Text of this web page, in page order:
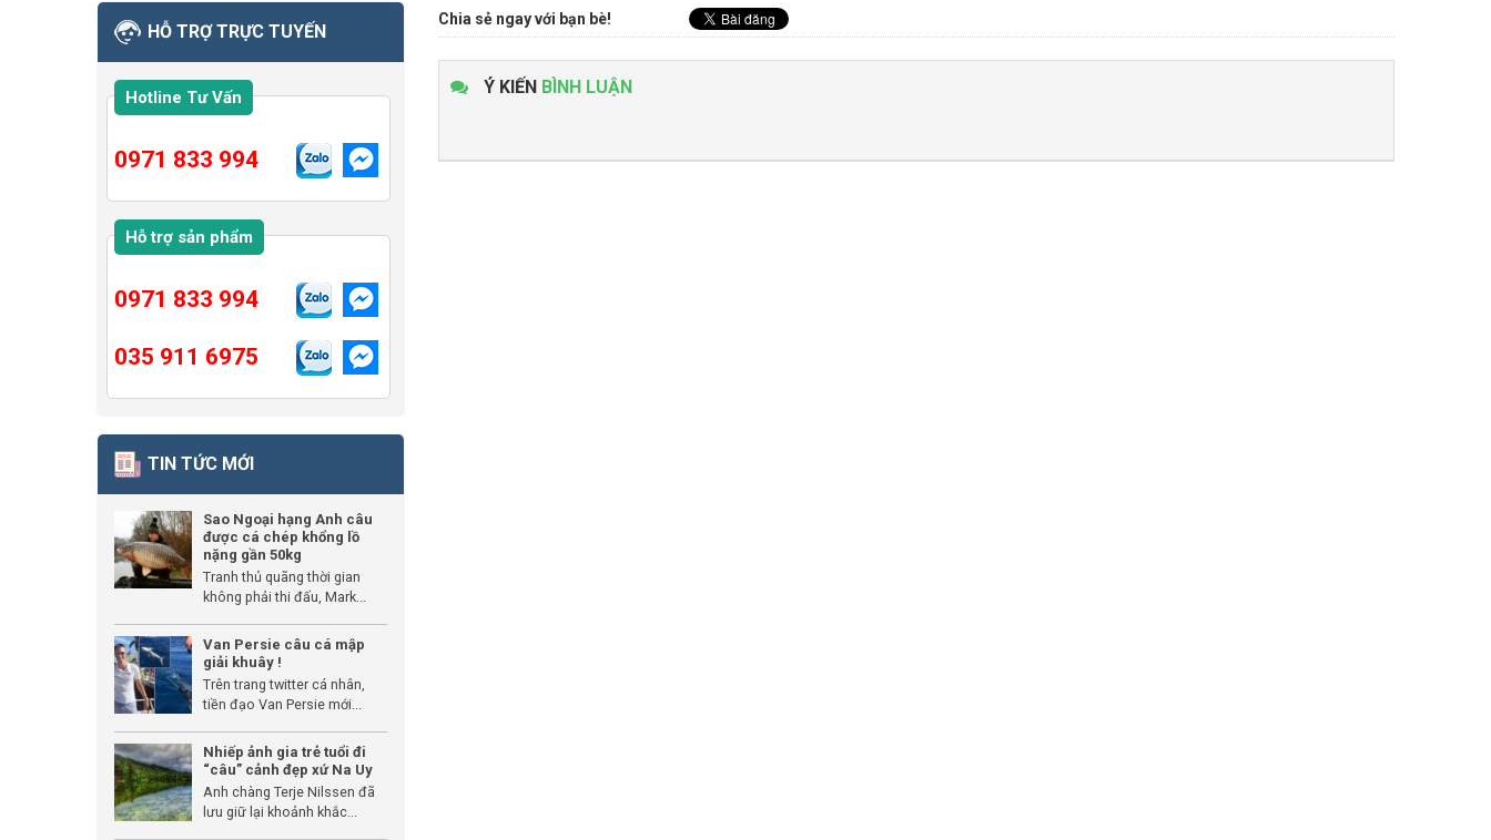
Chia sẻ ngay với bạn bè!
Ý KIẾN BÌNH LUẬN
HỖ TRỢ TRỰC TUYẾN
Hotline Tư Vấn
0971 833 994
Hỗ trợ sản phẩm
0971 833 994
035 911 6975
TIN TỨC MỚI
Sao Ngoại hạng Anh câu
được cá chép khổng lồ
nặng gần 50kg
Tranh thủ quãng thời gian
không phải thi đấu, Mark...
Van Persie câu cá mập
giải khuây !
Trên trang twitter cá nhân,
tiền đạo Van Persie mới...
Nhiếp ảnh gia trẻ tuổi đi
“câu” cảnh đẹp xứ Na Uy
Anh chàng Terje Nilssen đã
lưu giữ lại khoảnh khắc...